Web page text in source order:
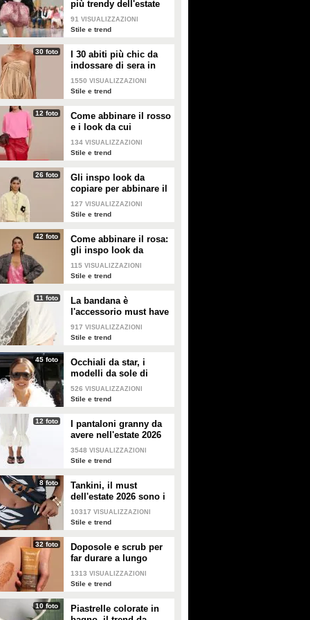
più trendy dell'estate
2026 sono quelle a
palloncino
91 VISUALIZZAZIONI
Stile e trend
30 foto
I 30 abiti più chic da
indossare di sera in
estate
1550 VISUALIZZAZIONI
Stile e trend
12 foto
Come abbinare il rosso
e i look da cui
prendere ispirazione
134 VISUALIZZAZIONI
Stile e trend
26 foto
Gli inspo look da
copiare per abbinare il
giallo
127 VISUALIZZAZIONI
Stile e trend
42 foto
Come abbinare il rosa:
gli inspo look da
copiare
115 VISUALIZZAZIONI
Stile e trend
11 foto
La bandana è
l'accessorio must have
dell'estate 2026: i
modelli di tendenza
917 VISUALIZZAZIONI
Stile e trend
45 foto
Occhiali da star, i
modelli da sole di
tendenza per l'estate
2026
526 VISUALIZZAZIONI
Stile e trend
12 foto
I pantaloni granny da
avere nell'estate 2026
3548 VISUALIZZAZIONI
Stile e trend
8 foto
Tankini, il must
dell'estate 2026 sono i
costumi con la canotta
10317 VISUALIZZAZIONI
Stile e trend
32 foto
Doposole e scrub per
far durare a lungo
l'abbronzatura in estate
1313 VISUALIZZAZIONI
Stile e trend
10 foto
Piastrelle colorate in
passerelle della Paris Fashion
Week